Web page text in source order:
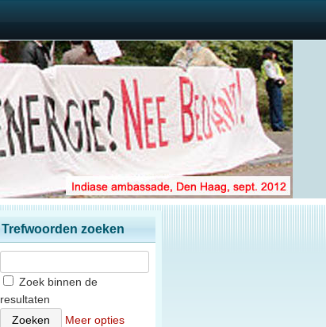
Trefwoorden zoeken
Zoek binnen de
resultaten
Meer opties